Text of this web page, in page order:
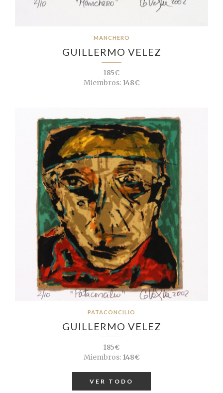
MANCHERO
GUILLERMO VELEZ
185€
Miembros:148€
PATACONCILIO
GUILLERMO VELEZ
185€
Miembros:148€
VER TODO